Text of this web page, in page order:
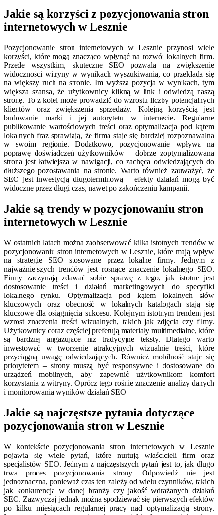
Jakie są korzyści z pozycjonowania stron
internetowych w Lesznie
Pozycjonowanie stron internetowych w Lesznie przynosi wiele
korzyści, które mogą znacząco wpłynąć na rozwój lokalnych firm.
Przede wszystkim, skuteczne SEO pozwala na zwiększenie
widoczności witryny w wynikach wyszukiwania, co przekłada się
na większy ruch na stronie. Im wyższa pozycja w wynikach, tym
większa szansa, że użytkownicy klikną w link i odwiedzą naszą
stronę. To z kolei może prowadzić do wzrostu liczby potencjalnych
klientów oraz zwiększenia sprzedaży. Kolejną korzyścią jest
budowanie marki i jej autorytetu w internecie. Regularne
publikowanie wartościowych treści oraz optymalizacja pod kątem
lokalnych fraz sprawiają, że firma staje się bardziej rozpoznawalna
w swoim regionie. Dodatkowo, pozycjonowanie wpływa na
poprawę doświadczeń użytkowników – dobrze zoptymalizowana
strona jest łatwiejsza w nawigacji, co zachęca odwiedzających do
dłuższego pozostawania na stronie. Warto również zauważyć, że
SEO jest inwestycją długoterminową – efekty działań mogą być
widoczne przez długi czas, nawet po zakończeniu kampanii.
Jakie są trendy w pozycjonowaniu stron
internetowych w Lesznie
W ostatnich latach można zaobserwować kilka istotnych trendów w
pozycjonowaniu stron internetowych w Lesznie, które mają wpływ
na strategie SEO stosowane przez lokalne firmy. Jednym z
najważniejszych trendów jest rosnące znaczenie lokalnego SEO.
Firmy zaczynają zdawać sobie sprawę z tego, jak istotne jest
dostosowanie treści i działań marketingowych do specyfiki
lokalnego rynku. Optymalizacja pod kątem lokalnych słów
kluczowych oraz obecność w lokalnych katalogach stają się
kluczowe dla osiągnięcia sukcesu. Kolejnym istotnym trendem jest
wzrost znaczenia treści wizualnych, takich jak zdjęcia czy filmy.
Użytkownicy coraz częściej preferują materiały multimedialne, które
są bardziej angażujące niż tradycyjne teksty. Dlatego warto
inwestować w tworzenie atrakcyjnych wizualnie treści, które
przyciągną uwagę odwiedzających. Również mobilność staje się
priorytetem – strony muszą być responsywne i dostosowane do
urządzeń mobilnych, aby zapewnić użytkownikom komfort
korzystania z witryny. Oprócz tego rośnie znaczenie analizy danych
i monitorowania wyników działań SEO.
Jakie są najczęstsze pytania dotyczące
pozycjonowania stron w Lesznie
W kontekście pozycjonowania stron internetowych w Lesznie
pojawia się wiele pytań, które nurtują właścicieli firm oraz
specjalistów SEO. Jednym z najczęstszych pytań jest to, jak długo
trwa proces pozycjonowania strony. Odpowiedź nie jest
jednoznaczna, ponieważ czas ten zależy od wielu czynników, takich
jak konkurencja w danej branży czy jakość wdrażanych działań
SEO. Zazwyczaj jednak można spodziewać się pierwszych efektów
po kilku miesiącach regularnej pracy nad optymalizacją strony.